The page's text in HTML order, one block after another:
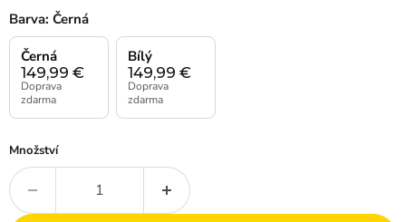
Barva: Černá
149,99 €
Černá
Doprava
zdarma
149,99 €
Bílý
Doprava
zdarma
Množství